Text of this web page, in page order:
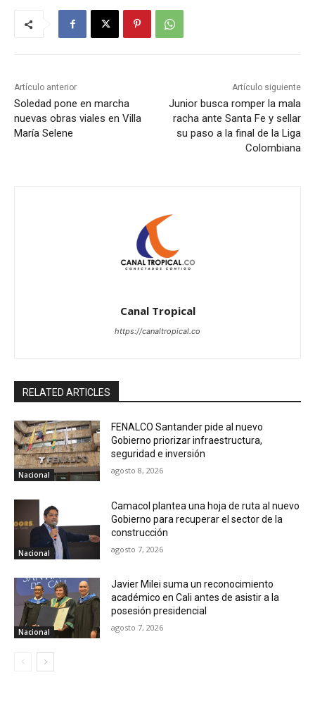
Artículo anterior
Soledad pone en marcha
nuevas obras viales en Villa
María Selene
Artículo siguiente
Junior busca romper la mala
racha ante Santa Fe y sellar
su paso a la final de la Liga
Colombiana
Canal Tropical
https://canaltropical.co
RELATED ARTICLES
Nacional
FENALCO Santander pide al nuevo
Gobierno priorizar infraestructura,
seguridad e inversión
agosto 8, 2026
Nacional
Camacol plantea una hoja de ruta al nuevo
Gobierno para recuperar el sector de la
construcción
agosto 7, 2026
Nacional
Javier Milei suma un reconocimiento
académico en Cali antes de asistir a la
posesión presidencial
agosto 7, 2026